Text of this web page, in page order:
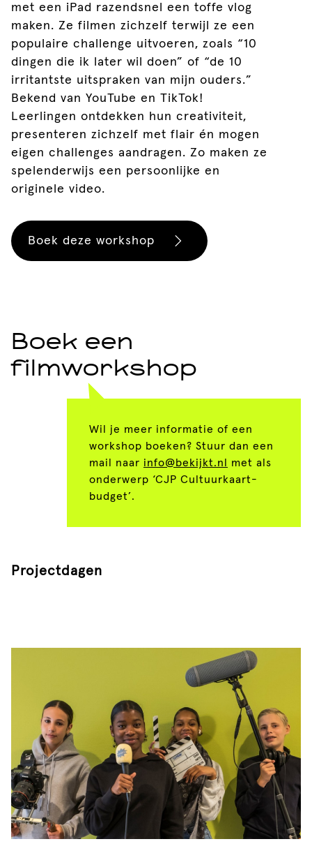
met een iPad razendsnel een toffe vlog
maken. Ze filmen zichzelf terwijl ze een
populaire challenge uitvoeren, zoals “10
dingen die ik later wil doen” of “de 10
irritantste uitspraken van mijn ouders.”
Bekend van YouTube en TikTok!
Leerlingen ontdekken hun creativiteit,
presenteren zichzelf met flair én mogen
eigen challenges aandragen. Zo maken ze
spelenderwijs een persoonlijke en
originele video.
Boek deze workshop
Boek een
filmworkshop
Wil je meer informatie of een
workshop boeken? Stuur dan een
mail naar info@bekijkt.nl
met als
onderwerp ‘CJP Cultuurkaart-
budget’.
Projectdagen